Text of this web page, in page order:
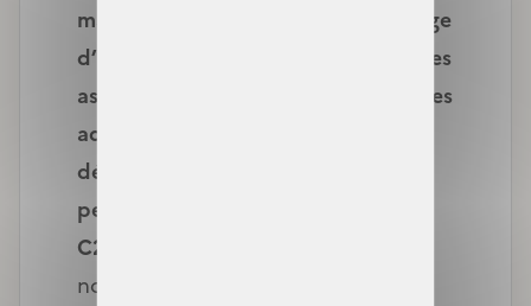
maladie pourra récupérer davantage
d’informations sur les ressources des
assurés, directement auprès d’autres
administrations, afin de faciliter la
déclaration de ressources des
personnes souhaitant demander la
C2S ou renouveler leur droit
nouveau partage de données